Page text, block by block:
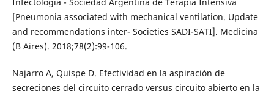
[Pneumonia associated with mechanical ventilation. Update
and recommendations inter- Societies SADI-SATI]. Medicina
(B Aires). 2018;78(2):99-106.
Najarro A, Quispe D. Efectividad en la aspiración de
secreciones del circuito cerrado versus circuito abierto en la